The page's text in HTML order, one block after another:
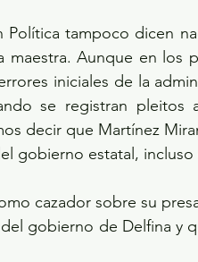
tampoco dicen
Aunque en los
iniciales de la
se registran pleitos
decir que Martínez
gobierno estatal, incluso
cazador sobre su
del gobierno de Delfina y